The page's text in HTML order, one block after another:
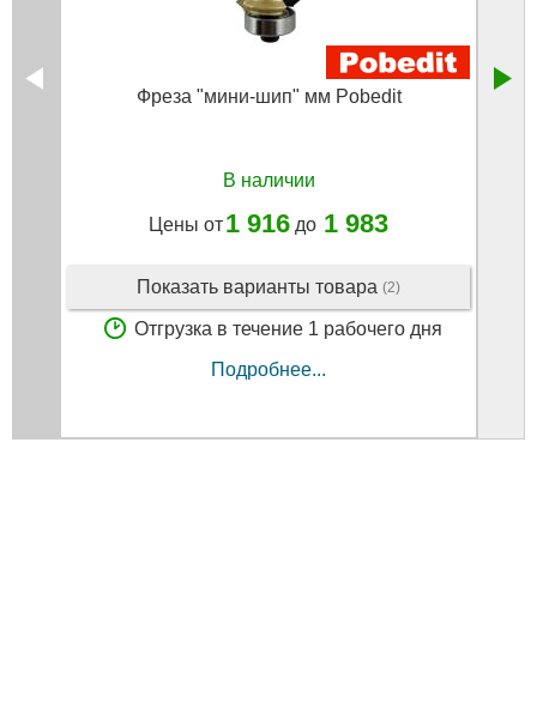
Фреза "мини-шип" мм Pobedit
В наличии
Цены от1 916 до 1 983
Показать варианты товара (2)
Отгрузка в течение 1 рабочего дня
Подробнее...